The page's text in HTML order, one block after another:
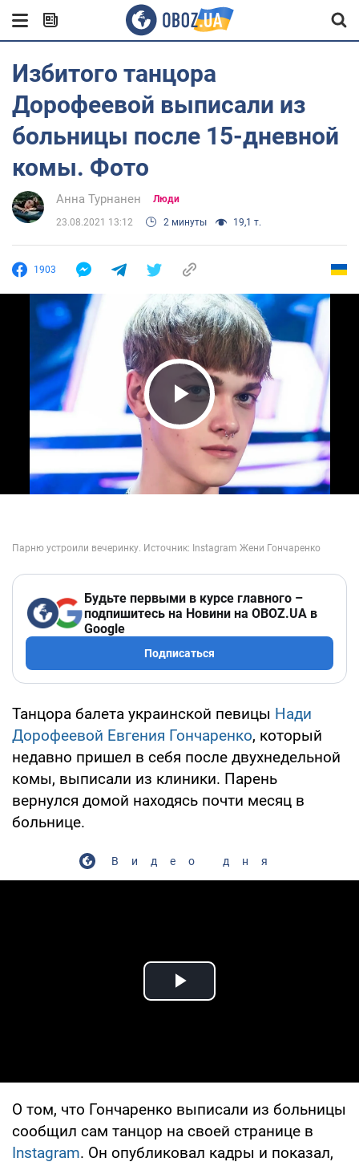
Избитого танцора
Дорофеевой выписали из
больницы после 15-дневной
комы. Фото
Анна Турнанен Люди
23.08.2021 13:12 2 минуты 19,1 т.
1903
Play Video
Будьте первыми в курсе главного –
подпишитесь на Новини на OBOZ.UA в
Google
Подписаться
Танцора балета украинской певицы Нади
Дорофеевой Евгения Гончаренко, который
недавно пришел в себя после двухнедельной
комы, выписали из клиники. Парень
вернулся домой находясь почти месяц в
больнице.
Видео дня
Play Video
О том, что Гончаренко выписали из больницы
сообщил сам танцор на своей странице в
Instagram. Он опубликовал кадры и показал,